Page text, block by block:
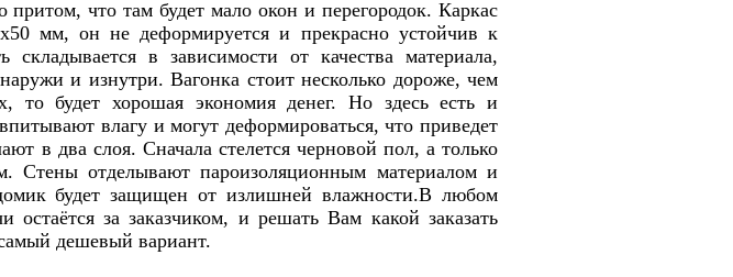
что там будет мало окон и перегородок. Каркас
мм, он не деформируется и прекрасно устойчив к
в зависимости от качества материала,
и изнутри. Вагонка стоит несколько дороже, чем
то будет хорошая экономия денег. Но здесь есть и
влагу и могут деформироваться, что приведет
в два слоя. Сначала стелется черновой пол, а только
Стены отделывают пароизоляционным материалом и
будет защищен от излишней влажности.В любом
остаётся за заказчиком, и решать Вам какой заказать
дешевый вариант.